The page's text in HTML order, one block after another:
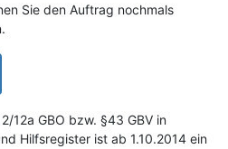
Sie den Auftrag nochmals
12a GBO bzw. §43 GBV in
Hilfsregister ist ab 1.10.2014 ein